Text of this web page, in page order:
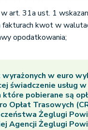
samolotami i
w zakresie kontroli i
są opłaty trasowe, z
do Spraw
w
art. 31a ust. 1
fakturach kwot w
opodatkowania;
w euro
świadczenie usług
które pobierane są
Opłat Trasowych
Żeglugi
Agencji Żeglugi